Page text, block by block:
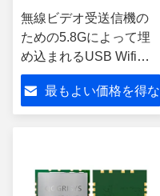
無線ビデオ受送信機の
ための5.8Gによって埋
め込まれるUSB Wifi
Bluetoothモジュール
RTL8821CU
最もよい価格を得な